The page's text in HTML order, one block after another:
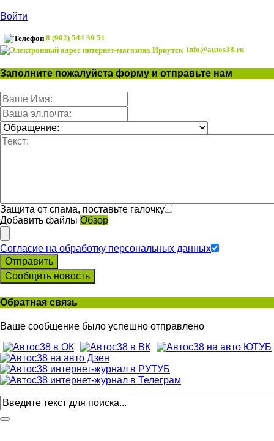
Войти
8 (902) 544 39 51
info@autos38.ru
Заполните пожалуйста форму и отправьте нам
Защита от спама, поставьте галочку
Добавить файлы Обзор
Согласие на обработку персональных данных
Отправить
Сообщить новость
Обратная связь
Ваше сообщение было успешно отправлено